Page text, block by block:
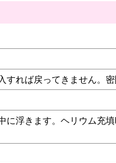
れば戻ってきません。密
に浮きます。ヘリウム充